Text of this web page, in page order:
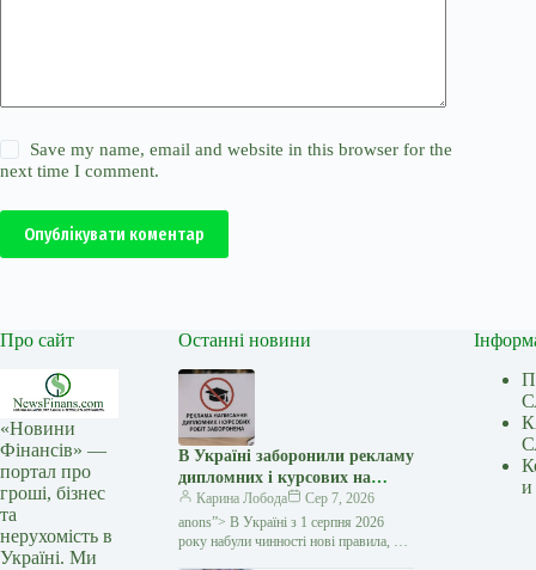
Save my name, email and website in this browser for the
next time I comment.
Опублікувати коментар
Про сайт
«Новини
Фінансів» —
портал про
гроші, бізнес
та
нерухомість в
Україні. Ми
Останні новини
В Україні заборонили рекламу
дипломних і курсових на
замовлення: кого стосуються
нові правила — Мінфін
Карина Лобода
Сер 7, 2026
anons”> В Україні з 1 серпня 2026
року набули чинності нові правила, які
и